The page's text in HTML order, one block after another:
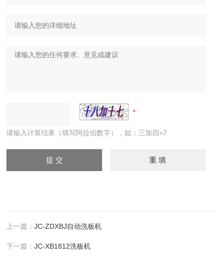
请输入计算结果（填写阿拉伯数字），如：三加四=7
上一篇：JC-ZDXBJ自动洗板机
下一篇：JC-XB1812洗板机